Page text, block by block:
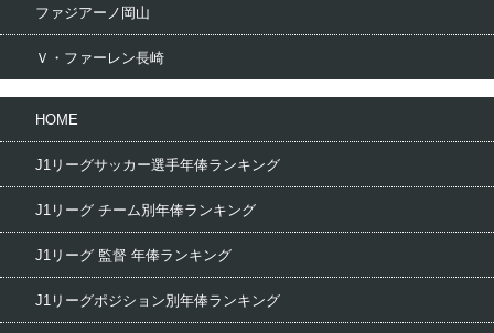
ファジアーノ岡山
Ｖ・ファーレン長崎
HOME
J1リーグサッカー選手年俸ランキング
J1リーグ チーム別年俸ランキング
J1リーグ 監督 年俸ランキング
J1リーグポジション別年俸ランキング